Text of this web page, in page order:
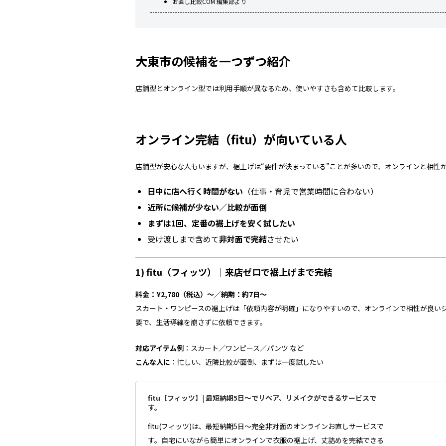
大東市の候補を一つずつ紹介
店舗型とオンライン型では利用手順が異なるため、使いやすさも含めて比較します。
オンライン完結（fitu）が向いている人
店舗型が安心な人もいますが、裾上げは“要件が決まっている”ことが多いので、オンラインと相性が
日中に店へ行く時間がない （仕事・育児で営業時間に合わない）
近所に候補が少ない／比較が面倒
まずは1回、定番の裾上げを安く試したい
受け渡しまで含めて非対面で完結させたい
1) fitu（フィッツ）｜来店ゼロで裾上げまで完結
料金：¥2,780（税込）～／納期：約7日～
スカート・ワンピースの裾上げは「依頼内容が明確」になりやすいので、オンラインで相性が良い
要で、生活導線を崩さずに依頼できます。
対応アイテム例 ：スカート／ワンピース／パンツ など
こんな人に ：忙しい、近隣比較が面倒、まずは一度試したい
fitu【フィッツ】| 最短納期5日～でリペア、リメイクができるサービスで
す。
fitu(フィッツ)は、最短納期5日～完全非対面のオンラインお直しサービスで
す。自宅にいながら簡単にオンラインで衣服の裾上げ、丈詰めを完結できる